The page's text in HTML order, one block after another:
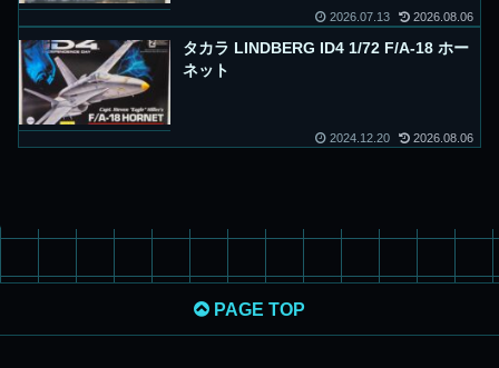
2026.07.13 2026.08.06
タカラ LINDBERG ID4 1/72 F/A-18 ホー
ネット
2024.12.20 2026.08.06
PAGE TOP